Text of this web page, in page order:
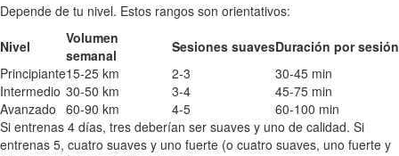
Depende de tu nivel. Estos rangos son orientativos:
Nivel
Volumen
semanal
Sesiones suavesDuración por sesión
Principiante15-25 km 2-3
30-45 min
Intermedio 30-50 km 3-4
45-75 min
Avanzado 60-90 km 4-5
60-100 min
Si entrenas 4 días, tres deberían ser suaves y uno de calidad. Si
entrenas 5, cuatro suaves y uno fuerte (o cuatro suaves, uno fuerte y